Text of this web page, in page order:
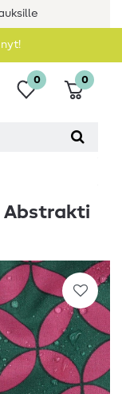
nyt!
0 0
Abstrakti